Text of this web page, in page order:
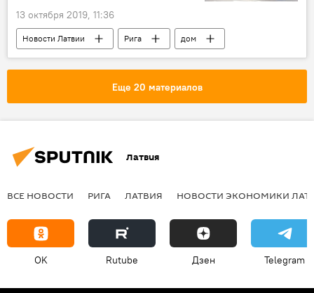
13 октября 2019, 11:36
Новости Латвии Рига
дом
обрушение
эвакуация
Еще 20 материалов
Латвия
ВСЕ НОВОСТИ РИГА ЛАТВИЯ НОВОСТИ ЭКОНОМИКИ
OK Rutube Дзен Telegram